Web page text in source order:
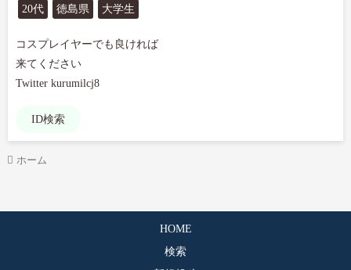
20代 徳島県 大学生
コスプレイヤーでも良ければ
来てください
Twitter kurumilcj8
ID検索
ホーム
HOME
検索